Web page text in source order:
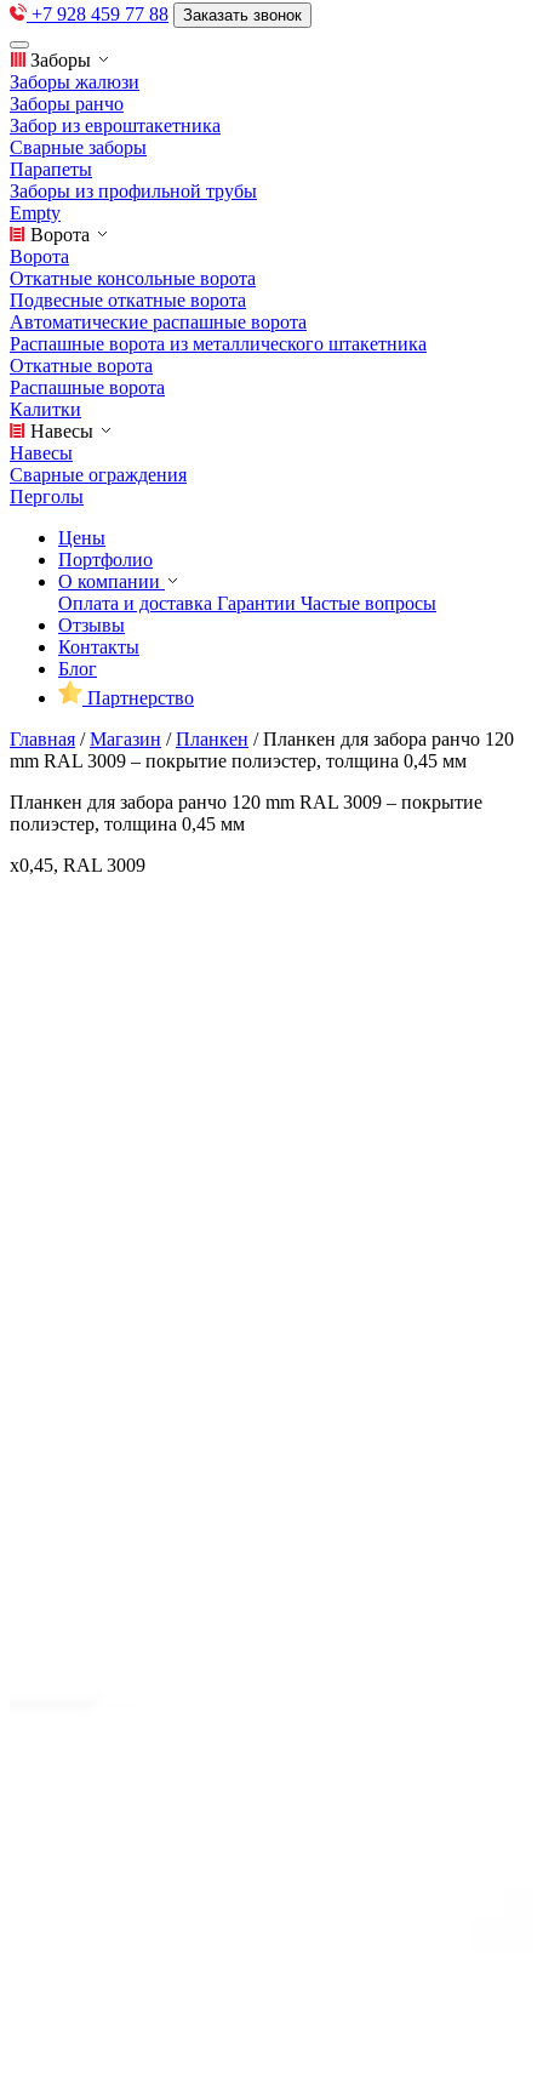
+7 928 459 77 88 Заказать звонок
Заборы
Заборы жалюзи
Заборы ранчо
Забор из евроштакетника
Сварные заборы
Парапеты
Заборы из профильной трубы
Empty
Ворота
Ворота
Откатные консольные ворота
Подвесные откатные ворота
Автоматические распашные ворота
Распашные ворота из металлического штакетника
Откатные ворота
Распашные ворота
Калитки
Навесы
Навесы
Сварные ограждения
Перголы
Цены
Портфолио
О компании
Оплата и доставка Гарантии Частые вопросы
Отзывы
Контакты
Блог
Партнерство
Главная /Магазин /Планкен /Планкен для забора ранчо 120
mm RAL 3009 – покрытие полиэстер, толщина 0,45 мм
Планкен для забора ранчо 120 mm RAL 3009 – покрытие
полиэстер, толщина 0,45 мм
x0,45, RAL 3009